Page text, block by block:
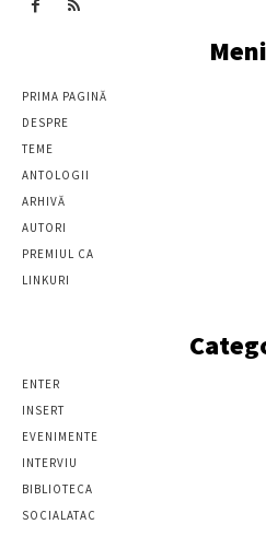
PRIMA PAGINĂ
DESPRE
TEME
ANTOLOGII
ARHIVĂ
AUTORI
PREMIUL CA
LINKURI
ENTER
INSERT
EVENIMENTE
INTERVIU
BIBLIOTECA
SOCIALATAC